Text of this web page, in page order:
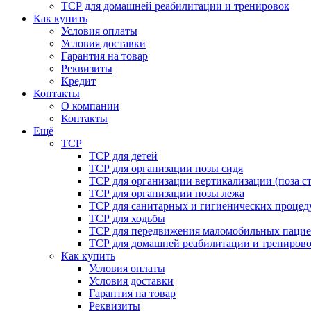
ТСР для домашней реабилитации и тренировок
Как купить
Условия оплаты
Условия доставки
Гарантия на товар
Реквизиты
Кредит
Контакты
О компании
Контакты
Ещё
ТСР
ТСР для детей
ТСР для организации позы сидя
ТСР для организации вертикализации (поза
ТСР для организации позы лежа
ТСР для санитарных и гигиенических
ТСР для ходьбы
ТСР для передвижения маломобильных
ТСР для домашней реабилитации и
Как купить
Условия оплаты
Условия доставки
Гарантия на товар
Реквизиты